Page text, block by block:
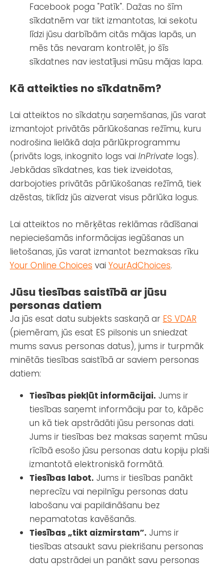
Facebook poga "Patīk". Dažas no šīm
sīkdatnēm var tikt izmantotas, lai sekotu
līdzi jūsu darbībām citās mājas lapās, un
mēs tās nevaram kontrolēt, jo šīs
sīkdatnes nav iestatījusi mūsu mājas lapa.
Kā atteikties no sīkdatnēm?
Lai atteiktos no sīkdatņu saņemšanas, jūs varat
izmantojot privātās pārlūkošanas režīmu, kuru
nodrošina lielākā daļa pārlūkprogrammu
(privāts logs, inkognito logs vai InPrivate logs).
Jebkādas sīkdatnes, kas tiek izveidotas,
darbojoties privātās pārlūkošanas režīmā, tiek
dzēstas, tiklīdz jūs aizverat visus pārlūka logus.
Lai atteiktos no mērķētas reklāmas rādīšanai
nepieciešamās informācijas iegūšanas un
lietošanas, jūs varat izmantot bezmaksas rīku
Your Online Choices vai YourAdChoices.
Jūsu tiesības saistībā ar jūsu
personas datiem
Ja jūs esat datu subjekts saskaņā ar ES VDAR
(piemēram, jūs esat ES pilsonis un sniedzat
mums savus personas datus), jums ir turpmāk
minētās tiesības saistībā ar saviem personas
datiem:
Tiesības piekļūt informācijai. Jums ir
tiesības saņemt informāciju par to, kāpēc
un kā tiek apstrādāti jūsu personas dati.
Jums ir tiesības bez maksas saņemt mūsu
rīcībā esošo jūsu personas datu kopiju plaši
izmantotā elektroniskā formātā.
Tiesības labot. Jums ir tiesības panākt
neprecīzu vai nepilnīgu personas datu
labošanu vai papildināšanu bez
nepamatotas kavēšanās.
Tiesības „tikt aizmirstam”. Jums ir
tiesības atsaukt savu piekrišanu personas
datu apstrādei un panākt savu personas